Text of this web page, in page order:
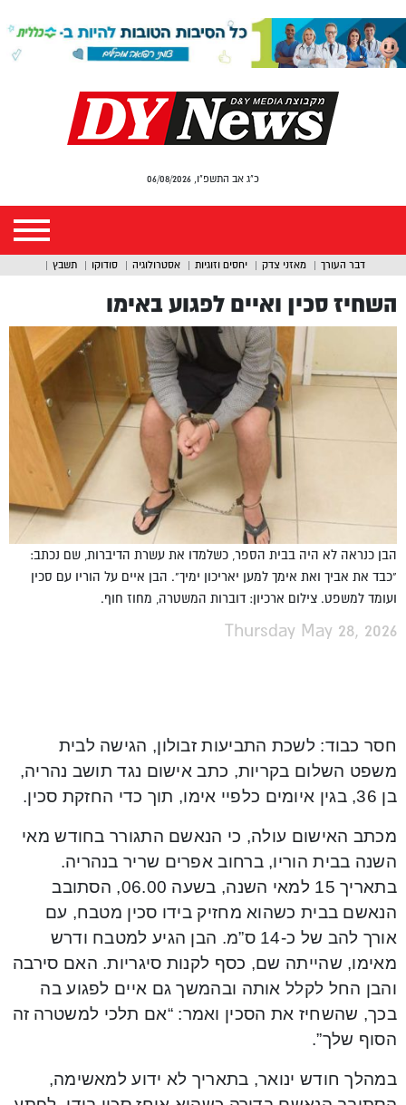
כ"ג אב התשפ"ו, 06/08/2026
דבר העורך מאזני צדק יחסים וזוגיות אסטרולוגיה סודוקו תשבץ
השחיז סכין ואיים לפגוע באימו
הבן כנראה לא היה בבית הספר, כשלמדו את עשרת הדיברות, שם נכתב:
"כבד את אביך ואת אימך למען יאריכון ימיך". הבן איים על הוריו עם סכין
ועומד למשפט. צילום ארכיון: דוברות המשטרה, מחוז חוף.
Thursday May 28, 2026
חסר כבוד: לשכת התביעות זבולון, הגישה לבית
משפט השלום בקריות, כתב אישום נגד תושב נהריה,
בן 36, בגין איומים כלפיי אימו, תוך כדי החזקת סכין.
מכתב האישום עולה, כי הנאשם התגורר בחודש מאי
השנה בבית הוריו, ברחוב אפרים שריר בנהריה.
בתאריך 15 למאי השנה, בשעה 06.00, הסתובב
הנאשם בבית כשהוא מחזיק בידו סכין מטבח, עם
אורך להב של כ-14 ס”מ. הבן הגיע למטבח ודרש
מאימו, שהייתה שם, כסף לקנות סיגריות. האם סירבה
והבן החל לקלל אותה ובהמשך גם איים לפגוע בה
בכך, שהשחיז את הסכין ואמר: “אם תלכי למשטרה זה
הסוף שלך”.
במהלך חודש ינואר, בתאריך לא ידוע למאשימה,